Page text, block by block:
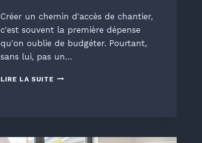
Créer un chemin d'accès de chantier,
c'est souvent la première dépense
qu'on oublie de budgéter. Pourtant,
sans lui, pas un…
LIRE LA SUITE QUEL
DE